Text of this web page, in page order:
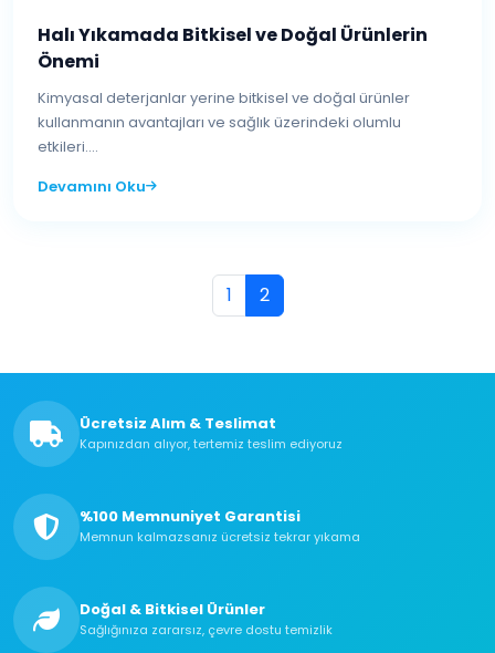
Halı Yıkamada Bitkisel ve Doğal Ürünlerin
Önemi
Kimyasal deterjanlar yerine bitkisel ve doğal ürünler
kullanmanın avantajları ve sağlık üzerindeki olumlu
etkileri....
Devamını Oku
1 2
Ücretsiz Alım & Teslimat
Kapınızdan alıyor, tertemiz teslim ediyoruz
%100 Memnuniyet Garantisi
Memnun kalmazsanız ücretsiz tekrar yıkama
Doğal & Bitkisel Ürünler
Sağlığınıza zararsız, çevre dostu temizlik